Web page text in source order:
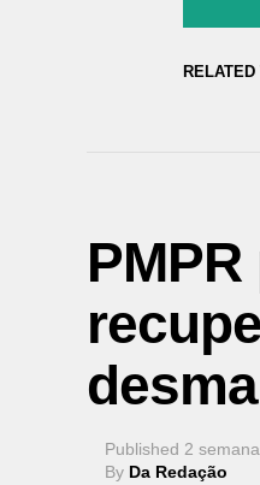
Published 2
By Da Redação